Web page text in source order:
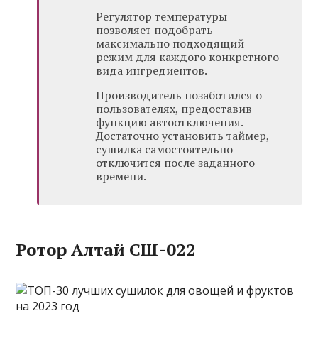
Регулятор температуры
позволяет подобрать
максимально подходящий
режим для каждого конкретного
вида ингредиентов.
Производитель позаботился о
пользователях, предоставив
функцию автоотключения.
Достаточно установить таймер,
сушилка самостоятельно
отключится после заданного
времени.
Ротор Алтай СШ-022